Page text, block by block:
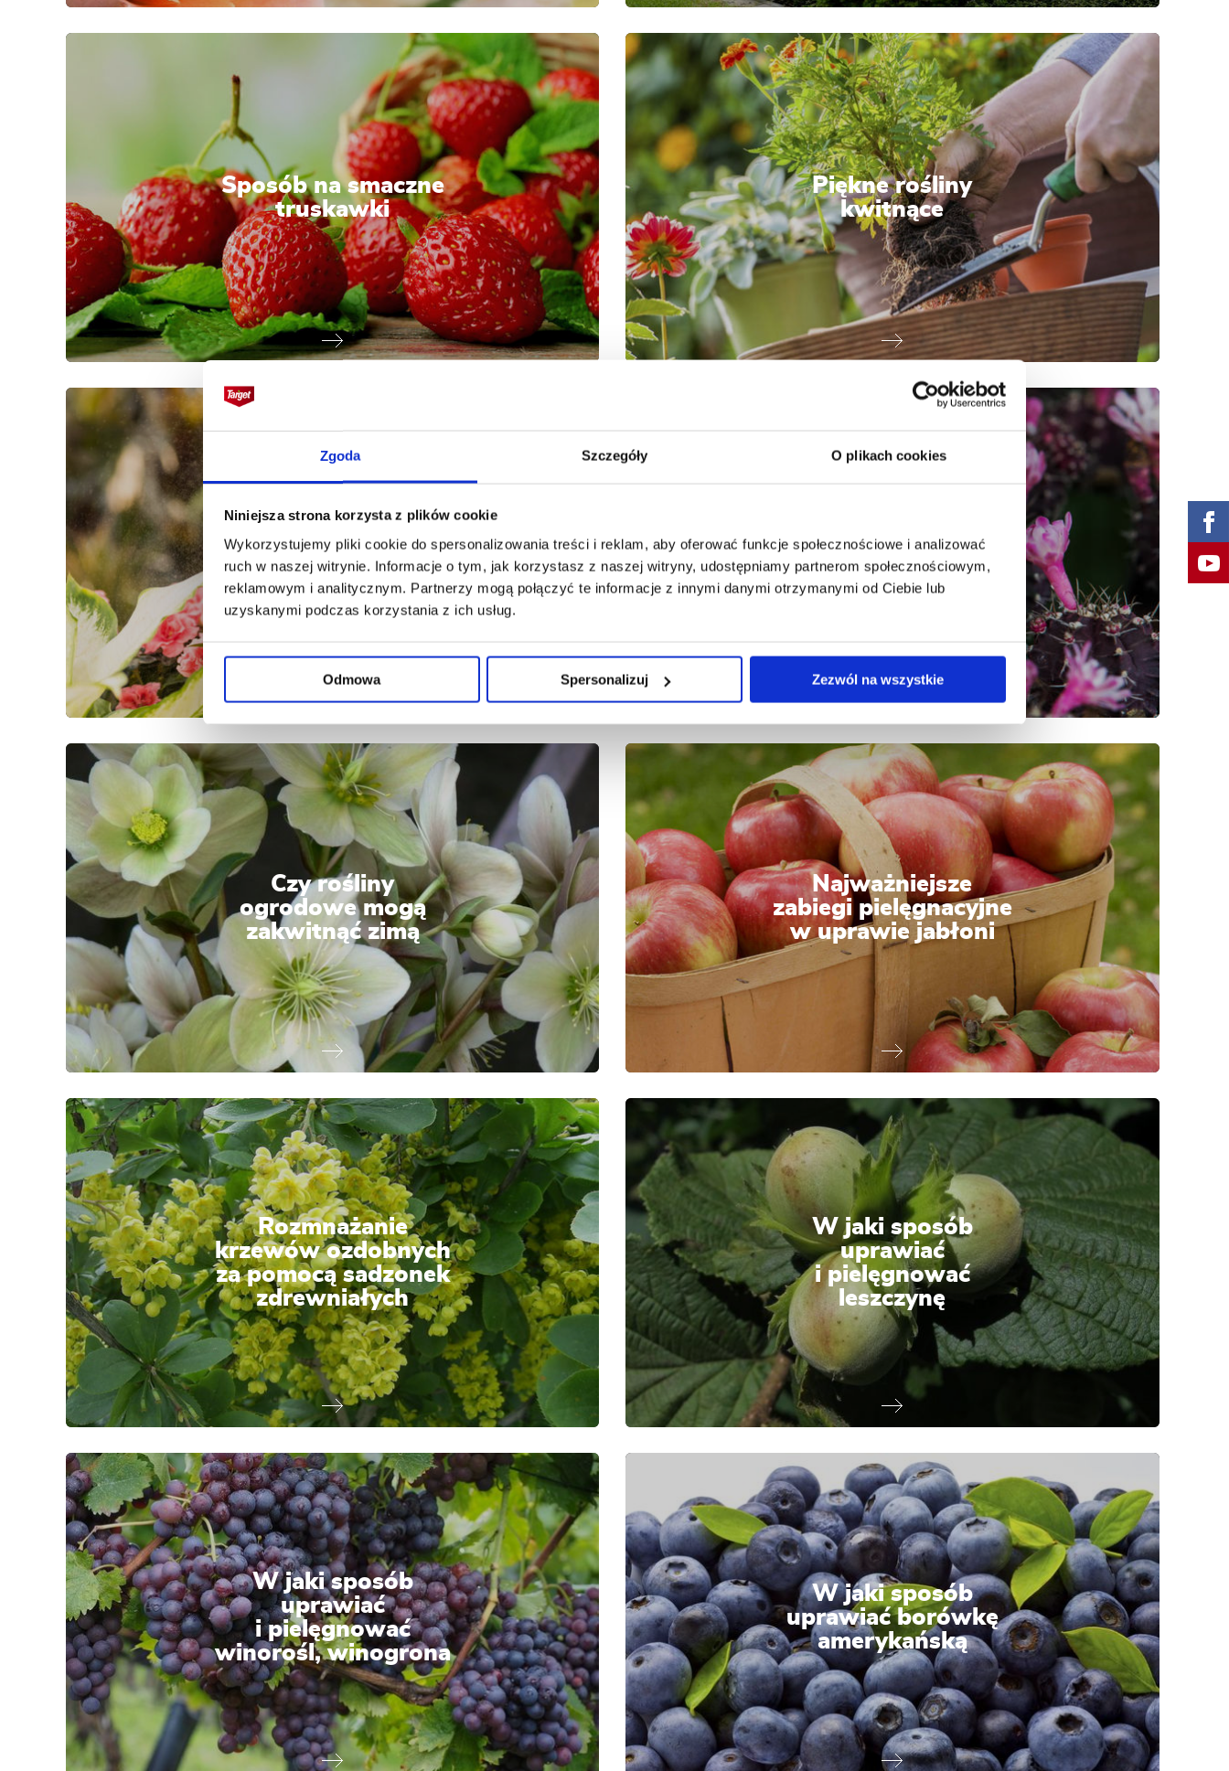
Zgoda Szczegóły O plikach cookies
Niniejsza strona korzysta z plików cookie
Wykorzystujemy pliki cookie do spersonalizowania treści i reklam, aby oferować funkcje społecznościowe i analizować
ruch w naszej witrynie. Informacje o tym, jak korzystasz z naszej witryny, udostępniamy partnerom społecznościowym,
reklamowym i analitycznym. Partnerzy mogą połączyć te informacje z innymi danymi otrzymanymi od Ciebie lub
uzyskanymi podczas korzystania z ich usług.
Odmowa Spersonalizuj Zezwól na wszystkie
Sposób na smaczne
truskawki
Piękne rośliny
kwitnące
Skuteczny sposób
na mszyce
uprawiać kaktusy
i sukulenty w domu
i ogrodzie
Czy rośliny
ogrodowe mogą
zakwitnąć zimą
Najważniejsze
zabiegi pielęgnacyjne
w uprawie jabłoni
Rozmnażanie
krzewów ozdobnych
za pomocą sadzonek
zdrewniałych
W jaki sposób
uprawiać
i pielęgnować
leszczynę
W jaki sposób
uprawiać
i pielęgnować
winorośl, winogrona
W jaki sposób
uprawiać borówkę
amerykańską